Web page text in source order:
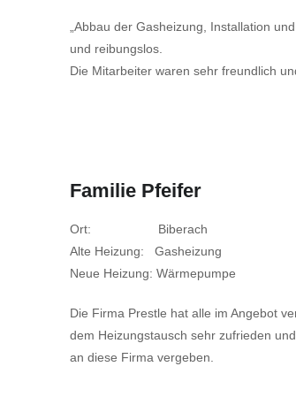
„Abbau der Gasheizung, Installation
und reibungslos.
Die Mitarbeiter waren sehr freundlich
Familie Pfeifer
Ort: Biberach
Alte Heizung: Gasheizung
Neue Heizung: Wärmepumpe
Die Firma Prestle hat alle im Angebot
dem Heizungstausch sehr zufrieden
an diese Firma vergeben.